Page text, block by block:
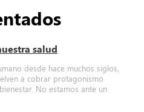
salud
desde hace muchos siglos,
a cobrar protagonismo
No estamos ante un